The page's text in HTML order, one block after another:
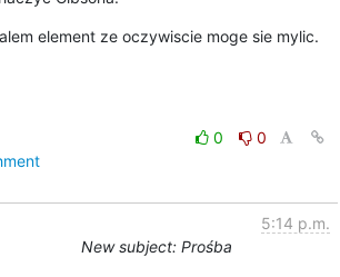
element ze oczywiscie moge sie mylic.
0
0
5:14 p.m.
New subject: Prośba